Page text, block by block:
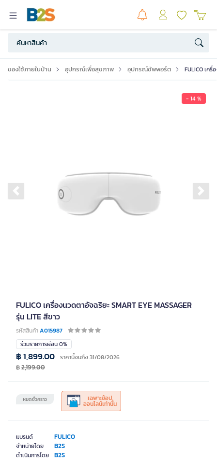
ของใช้ภายในบ้าน อุปกรณ์เพื่อสุขภาพ อุปกรณ์ซัพพอร์ต FULICO เครื่
- 14 %
Previous slide
FULICO เครื่องนวดตาอัจฉริยะ SMART EYE MASSAGER
รุ่น LITE สีขาว
รหัสสินค้าA015987
แบรนด์ FULICO
จำหน่ายโดย B2S
ดำเนินการโดย B2S
ร่วมรายการผ่อน 0%
หมดชั่วคราว เฉพาะช้อป
ออนไลน์เท่านั้น
฿ 1,899.00 ราคานี้จนถึง 31/08/2026
฿2,199.00